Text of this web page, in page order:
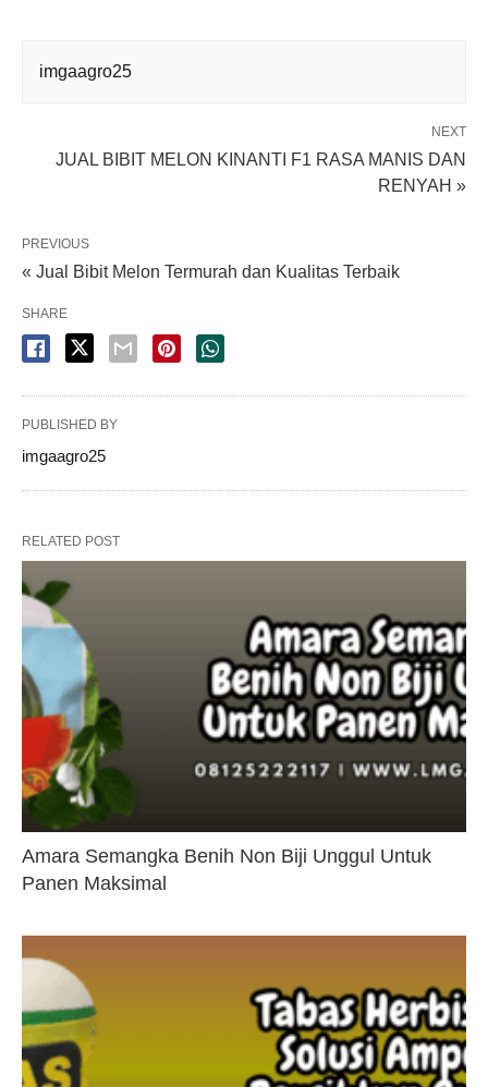
imgaagro25
NEXT
JUAL BIBIT MELON KINANTI F1 RASA MANIS DAN
RENYAH »
PREVIOUS
« Jual Bibit Melon Termurah dan Kualitas Terbaik
SHARE
PUBLISHED BY
imgaagro25
RELATED POST
Amara Semangka Benih Non Biji Unggul Untuk
Panen Maksimal